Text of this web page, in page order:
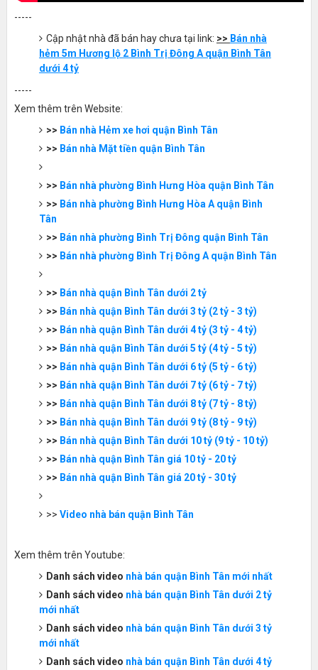
-----
Cập nhật nhà đã bán hay chưa tại link: >> Bán nhà
hẻm 5m Hương lộ 2 Bình Trị Đông A quận Bình Tân
dưới 4 tỷ
-----
Xem thêm trên Website:
>> Bán nhà Hẻm xe hơi quận Bình Tân
>> Bán nhà Mặt tiền quận Bình Tân
>> Bán nhà phường Bình Hưng Hòa quận Bình Tân
>> Bán nhà phường Bình Hưng Hòa A quận Bình
Tân
>> Bán nhà phường Bình Trị Đông quận Bình Tân
>> Bán nhà phường Bình Trị Đông A quận Bình Tân
>> Bán nhà quận Bình Tân dưới 2 tỷ
>> Bán nhà quận Bình Tân dưới 3 tỷ (2 tỷ - 3 tỷ)
>> Bán nhà quận Bình Tân dưới 4 tỷ (3 tỷ - 4 tỷ)
>> Bán nhà quận Bình Tân dưới 5 tỷ (4 tỷ - 5 tỷ)
>> Bán nhà quận Bình Tân dưới 6 tỷ (5 tỷ - 6 tỷ)
>> Bán nhà quận Bình Tân dưới 7 tỷ (6 tỷ - 7 tỷ)
>> Bán nhà quận Bình Tân dưới 8 tỷ (7 tỷ - 8 tỷ)
>> Bán nhà quận Bình Tân dưới 9 tỷ (8 tỷ - 9 tỷ)
>> Bán nhà quận Bình Tân dưới 10 tỷ (9 tỷ - 10 tỷ)
>> Bán nhà quận Bình Tân giá 10 tỷ - 20 tỷ
>> Bán nhà quận Bình Tân giá 20 tỷ - 30 tỷ
>> Video nhà bán quận Bình Tân
Xem thêm trên Youtube:
Danh sách video nhà bán quận Bình Tân mới nhất
Danh sách video nhà bán quận Bình Tân dưới 2 tỷ
mới nhất
Danh sách video nhà bán quận Bình Tân dưới 3 tỷ
mới nhất
Danh sách video nhà bán quận Bình Tân dưới 4 tỷ